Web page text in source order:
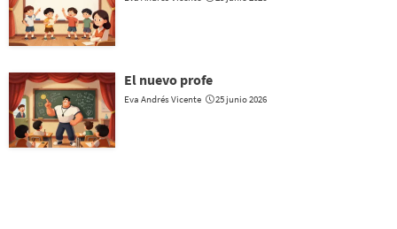
El nuevo profe
Eva Andrés Vicente 25 junio 2026